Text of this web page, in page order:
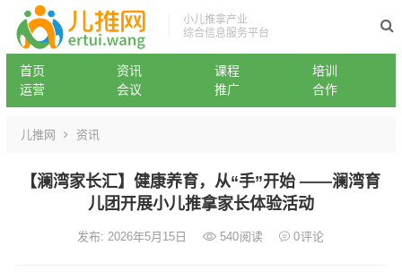
小儿推拿产业
综合信息服务平台
首页 资讯 课程
培训
运营
会议 推广 合作
儿推网 资讯
【澜湾家长汇】健康养育，从“手”开始 ——澜湾育
儿团开展小儿推拿家长体验活动
发布: 2026年5月15日 540阅读 0评论